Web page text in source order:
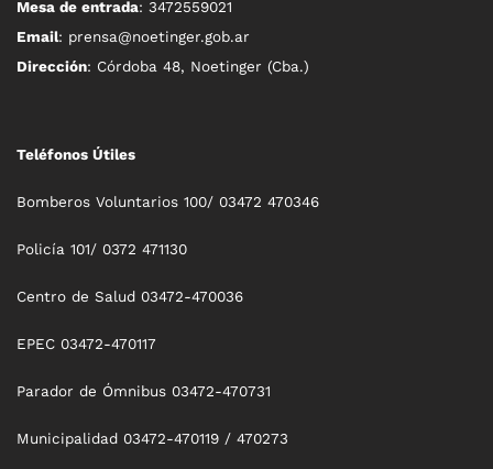
Mesa de entrada: 3472559021
Email: prensa@noetinger.gob.ar
Dirección: Córdoba 48, Noetinger (Cba.)
Teléfonos Útiles
Bomberos Voluntarios 100/ 03472 470346
Policía 101/ 0372 471130
Centro de Salud 03472-470036
EPEC 03472-470117
Parador de Ómnibus 03472-470731
Municipalidad 03472-470119 / 470273